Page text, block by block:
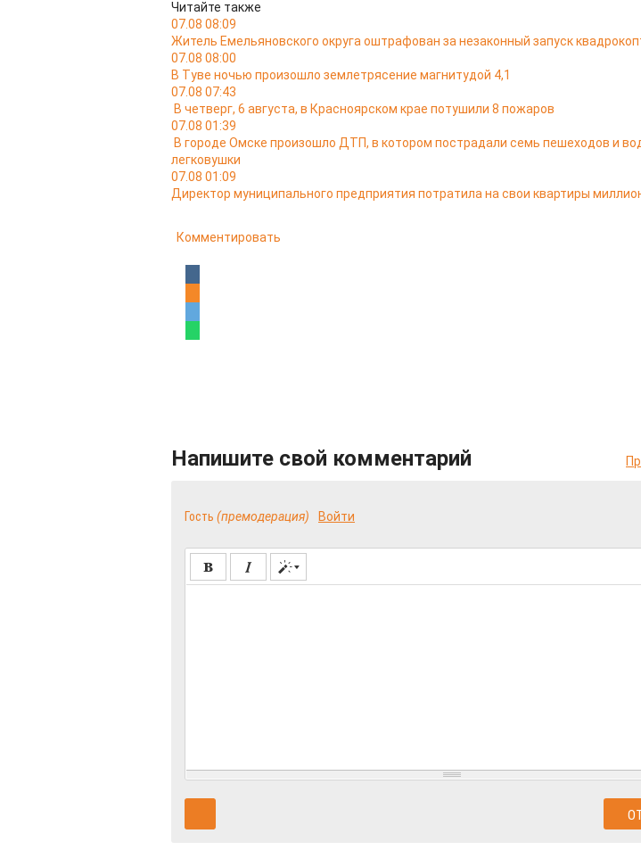
Читайте также
07.08 08:09
Житель Емельяновского округа оштрафован за незаконный запуск
07.08 08:00
В Туве ночью произошло землетрясение магнитудой 4,1
07.08 07:43
В четверг, 6 августа, в Красноярском крае потушили 8 пожаров
07.08 01:39
В городе Омске произошло ДТП, в котором пострадали семь пешеходов и
легковушки
07.08 01:09
Директор муниципального предприятия потратила на свои квартиры
Комментировать
Напишите свой комментарий
Гость (премодерация) Войти